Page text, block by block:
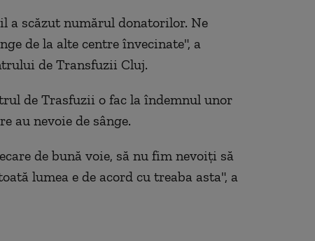
a scăzut numărul donatorilor. Ne
de la alte centre învecinate", a
de Transfuzii Cluj.
de Trasfuzii o fac la îndemnul unor
au nevoie de sânge.
de bună voie, să nu fim nevoiți să
lumea e de acord cu treaba asta", a